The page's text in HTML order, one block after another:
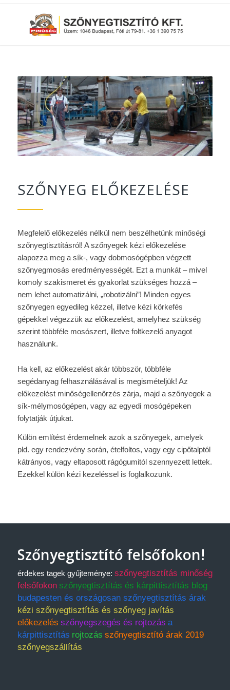
SZŐNYEG ELŐKEZELÉSE
Megfelelő előkezelés nélkül nem beszélhetünk minőségi
szőnyegtisztításról! A szőnyegek kézi előkezelése
alapozza meg a sík-, vagy dobmosógépben végzett
szőnyegmosás eredményességét. Ezt a munkát – mivel
komoly szakismeret és gyakorlat szükséges hozzá –
nem lehet automatizálni, „robotizálni”! Minden egyes
szőnyegen egyedileg kézzel, illetve kézi körkefés
gépekkel végezzük az előkezelést, amelyhez szükség
szerint többféle mosószert, illetve foltkezelő anyagot
használunk.
Ha kell, az előkezelést akár többször, többféle
segédanyag felhasználásával is megismételjük! Az
előkezelést minőségellenőrzés zárja, majd a szőnyegek a
sík-mélymosógépen, vagy az egyedi mosógépeken
folytatják útjukat.
Külön említést érdemelnek azok a szőnyegek, amelyek
pld. egy rendezvény során, ételfoltos, vagy egy cipőtalptól
kátrányos, vagy eltaposott rágógumitól szennyezett lettek.
Ezekkel külön kézi kezeléssel is foglalkozunk.
Szőnyegtisztító felsőfokon!
érdekes tagek gyűjteménye: szőnyegtisztítás minőség
felsőfokon szőnyegtisztítás és kárpittisztítás blog
budapesten és országosan szőnyegtisztítás árak
kézi szőnyegtisztítás és szőnyeg javítás
előkezelés szőnyegszegés és rojtozás a
kárpittisztítás rojtozás szőnyegtisztító árak 2019
szőnyegszállítás